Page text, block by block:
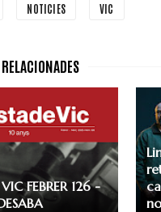
NOTICIES VIC
FEBRER 126 -